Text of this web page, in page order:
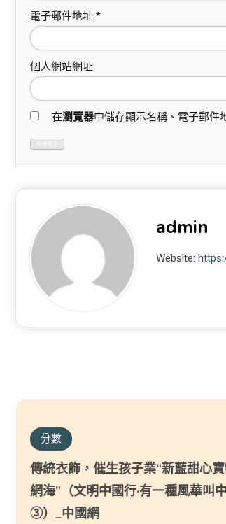
電子郵件地址 *
個人網站網址
在瀏覽器中儲存顯示名稱、電子郵件
admin
Website:
分數
傳統衣飾，催生孩子業“新藍甜心
網海”（文明中國行·有一種風華叫
③）_中國網